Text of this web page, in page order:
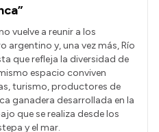
vuelve a reunir a los
argentino y, una vez más, Río
que refleja la diversidad de
espacio conviven
turismo, productores de
ganadera desarrollada en la
que se realiza desde los
y el mar.